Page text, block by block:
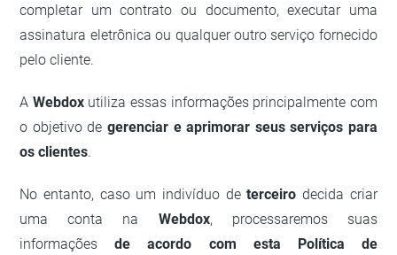
completar um contrato ou documento, executar uma
assinatura eletrônica ou qualquer outro serviço fornecido
pelo cliente.
A Webdoxutiliza essas informações principalmente com
o objetivo de gerenciar e aprimorar seus serviços para
os clientes.
No entanto, caso um indivíduo deterceiro decida criar
uma conta na Webdox, processaremos suas
informaçõesde acordo com esta Política de